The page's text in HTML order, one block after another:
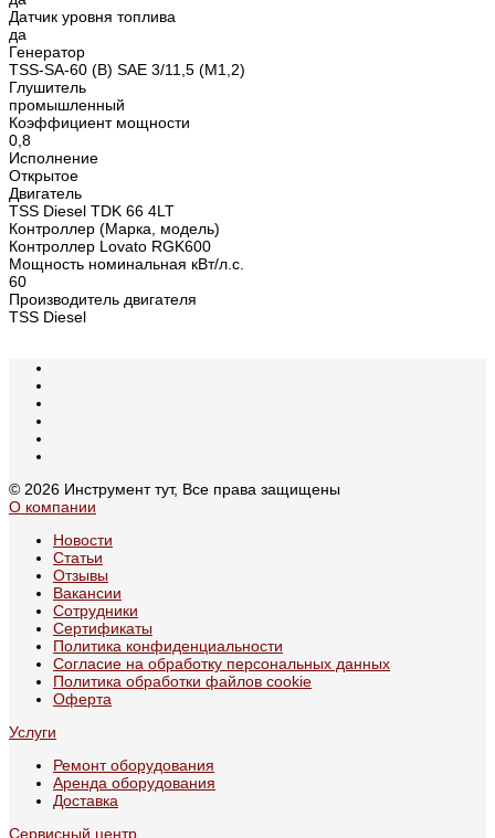
Датчик уровня топлива
да
Генератор
TSS-SA-60 (B) SAE 3/11,5 (М1,2)
Глушитель
промышленный
Коэффициент мощности
0,8
Исполнение
Открытое
Двигатель
TSS Diesel TDK 66 4LT
Контроллер (Марка, модель)
Контроллер Lovato RGK600
Мощность номинальная кВт/л.с.
60
Производитель двигателя
TSS Diesel
© 2026 Инструмент тут, Все права защищены
О компании
Новости
Статьи
Отзывы
Вакансии
Сотрудники
Сертификаты
Политика конфиденциальности
Согласие на обработку персональных данных
Политика обработки файлов cookie
Оферта
Услуги
Ремонт оборудования
Аренда оборудования
Доставка
Сервисный центр